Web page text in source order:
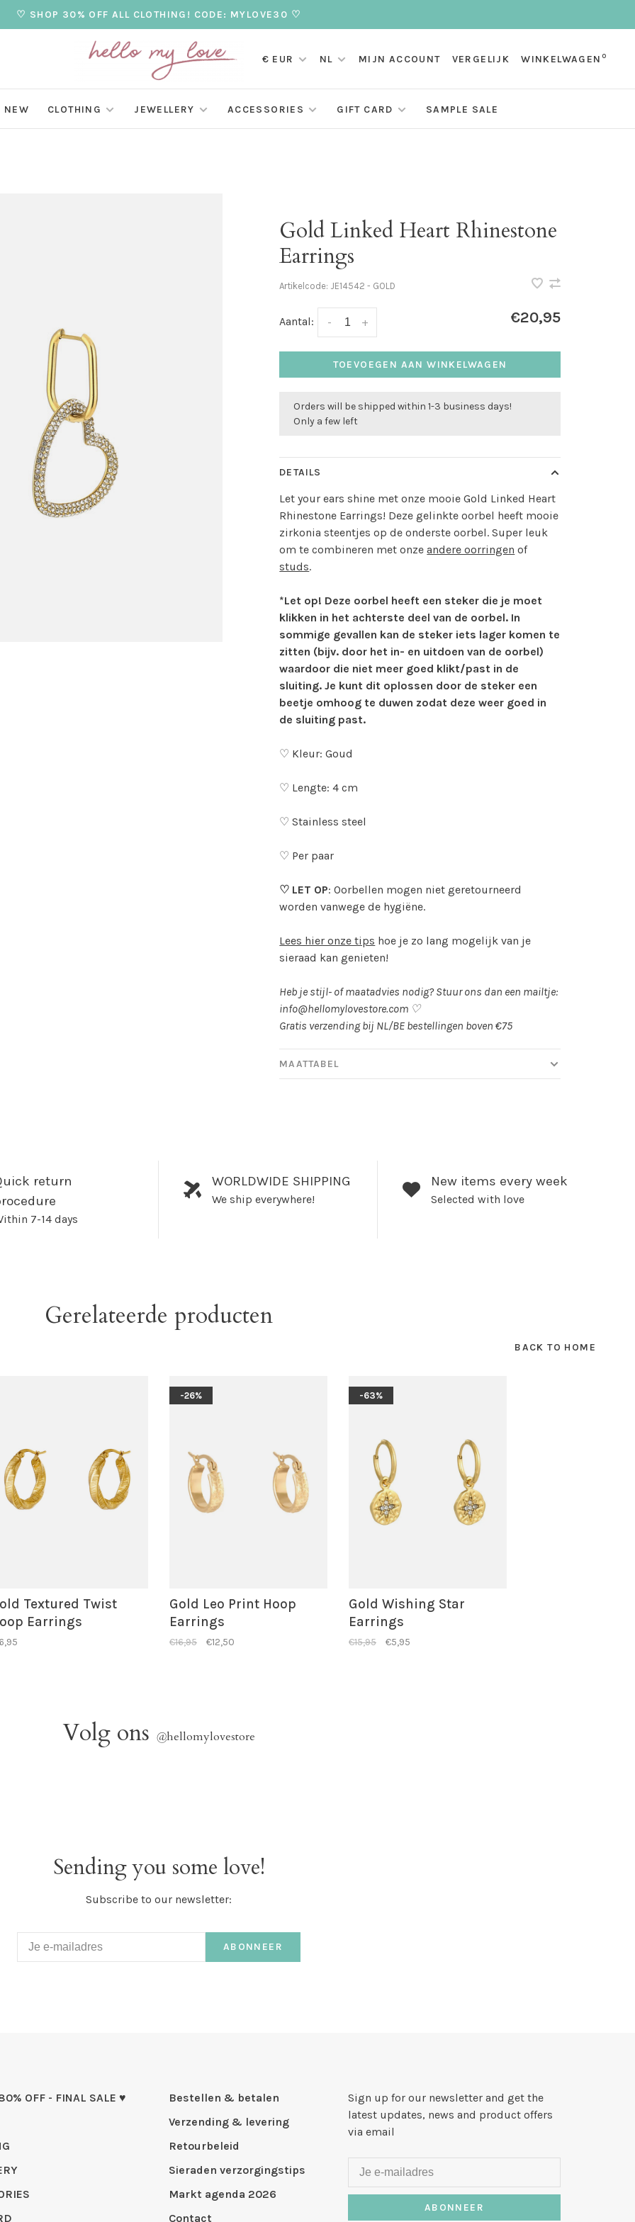
♡ SHOP 30% OFF ALL CLOTHING! CODE: MYLOVE30 ♡
€ EUR NL MIJN ACCOUNT VERGELIJK WINKELWAGEN 0
NEW CLOTHING JEWELLERY ACCESSORIES GIFT CARD SAMPLE SALE
Gold Linked Heart Rhinestone
Earrings
Artikelcode: JE14542 - GOLD
Aantal: +
- €20,95
TOEVOEGEN AAN WINKELWAGEN
Orders will be shipped within 1-3 business days!
Only a few left
DETAILS
Let your ears shine met onze mooie Gold Linked Heart
Rhinestone Earrings! Deze gelinkte oorbel heeft mooie
zirkonia steentjes op de onderste oorbel. Super leuk
om te combineren met onzeandere oorringen of
studs.
*Let op! Deze oorbel heeft een steker die je moet
klikken in het achterste deel van de oorbel. In
sommige gevallen kan de steker iets lager komen te
zitten (bijv. door het in- en uitdoen van de oorbel)
waardoor die niet meer goed klikt/past in de
sluiting. Je kunt dit oplossen door de steker een
beetje omhoog te duwen zodat deze weer goed in
de sluiting past.
♡ Kleur: Goud
♡ Lengte: 4 cm
♡ Stainless steel
♡ Per paar
♡ LET OP: Oorbellen mogen niet geretourneerd
worden vanwege de hygiëne.
Lees hier onze tips hoe je zo lang mogelijk van je
sieraad kan genieten!
Heb je stijl- of maatadvies nodig? Stuur ons dan een mailtje:
info@hellomylovestore.com ♡
Gratis verzending bij NL/BE bestellingen boven €75
MAATTABEL
return
7-14 days
WORLDWIDE SHIPPING
We ship everywhere!
New items every week
Selected with love
Gerelateerde producten
BACK TO HOME
Textured Twist
Earrings
-26%
Gold Leo Print Hoop
Earrings
€16,95 €12,50
-63%
Gold Wishing Star
Earrings
€15,95 €5,95
Volg ons @hellomylovestore
Sending you some love!
Subscribe to our newsletter:
ABONNEER
OFF - FINAL SALE ♥
Bestellen & betalen
Verzending & levering
Retourbeleid
Sieraden verzorgingstips
Markt agenda 2026
Contact
Sign up for our newsletter and get the
latest updates, news and product offers
via email
ABONNEER